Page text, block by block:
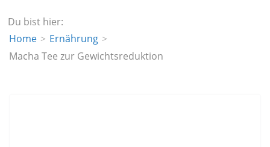
Du bist hier:
Home
Ernährung
Macha Tee zur Gewichtsreduktion